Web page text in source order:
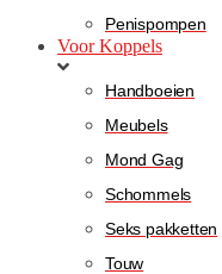
Penispompen
Voor Koppels
Handboeien
Meubels
Mond Gag
Schommels
Seks pakketten
Touw